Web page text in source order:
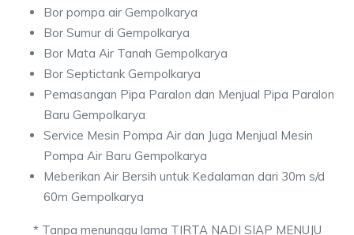
Bor pompa air Gempolkarya
Bor Sumur di Gempolkarya
Bor Mata Air Tanah Gempolkarya
Bor Septictank Gempolkarya
Pemasangan Pipa Paralon dan Menjual Pipa Paralon
Baru Gempolkarya
Service Mesin Pompa Air dan Juga Menjual Mesin
Pompa Air Baru Gempolkarya
Meberikan Air Bersih untuk Kedalaman dari 30m s/d
60m Gempolkarya
* Tanpa menunggu lama TIRTA NADI SIAP MENUJU